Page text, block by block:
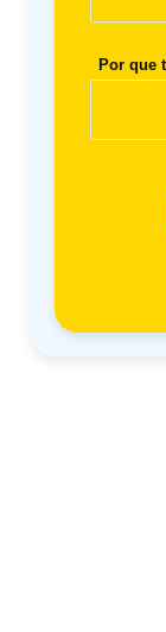
Por que